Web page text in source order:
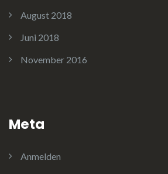
August 2018
Juni 2018
November 2016
Meta
Anmelden